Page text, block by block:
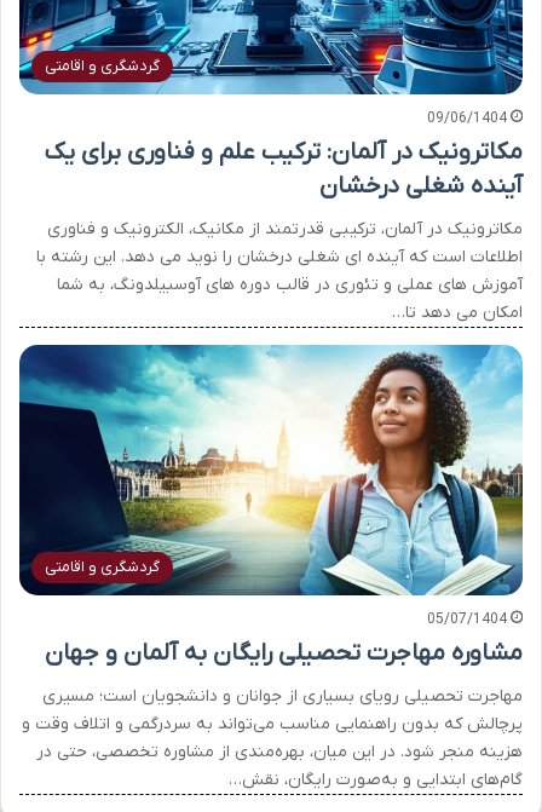
گردشگری و اقامتی
09/06/1404
مکاترونیک در آلمان: ترکیب علم و فناوری برای یک
آینده شغلی درخشان
مکاترونیک در آلمان، ترکیبی قدرتمند از مکانیک، الکترونیک و فناوری
اطلاعات است که آینده ای شغلی درخشان را نوید می دهد. این رشته با
آموزش های عملی و تئوری در قالب دوره های آوسبیلدونگ، به شما
امکان می دهد تا…
گردشگری و اقامتی
05/07/1404
مشاوره مهاجرت تحصیلی رایگان به آلمان و جهان
مهاجرت تحصیلی رویای بسیاری از جوانان و دانشجویان است؛ مسیری
پرچالش که بدون راهنمایی مناسب می‌تواند به سردرگمی و اتلاف وقت و
هزینه منجر شود. در این میان، بهره‌مندی از مشاوره تخصصی، حتی در
گام‌های ابتدایی و به‌صورت رایگان، نقش…